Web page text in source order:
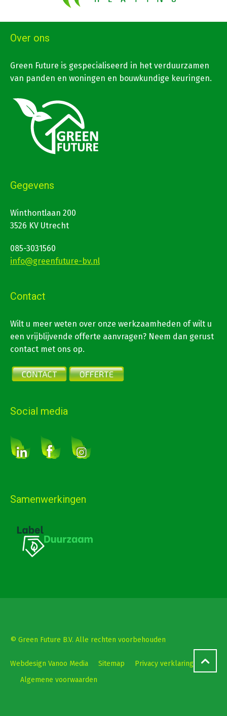
Over ons
Green Future is gespecialiseerd in het verduurzamen
van panden en woningen en bouwkundige keuringen.
Gegevens
Winthontlaan 200
3526 KV Utrecht
085-3031560
info@greenfuture-bv.nl
Contact
Wilt u meer weten over onze werkzaamheden of wilt u
een vrijblijvende offerte aanvragen? Neem dan gerust
contact met ons op.
Social media
Samenwerkingen
© Green Future B.V. Alle rechten voorbehouden
Webdesign Vanoo Media Sitemap
Privacy verklaring
Algemene voorwaarden